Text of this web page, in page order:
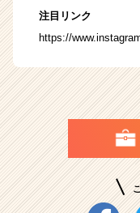
注目リンク
https://